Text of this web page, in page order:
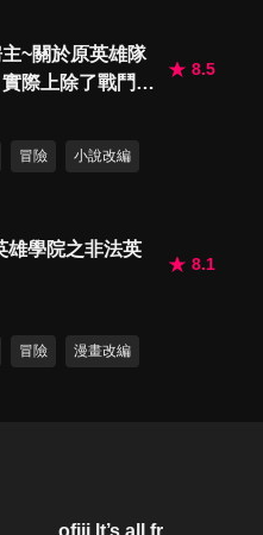
~關於原英雄隊
際上除了戰鬥能
事~
8.5
冒險 小說改編
雄學院之非法英
8.1
冒險 漫畫改編